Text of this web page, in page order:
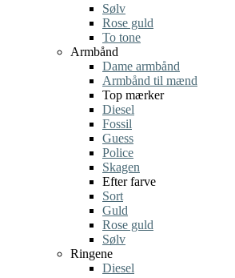
Sølv
Rose guld
To tone
Armbånd
Dame armbånd
Armbånd til mænd
Top mærker
Diesel
Fossil
Guess
Police
Skagen
Efter farve
Sort
Guld
Rose guld
Sølv
Ringene
Diesel